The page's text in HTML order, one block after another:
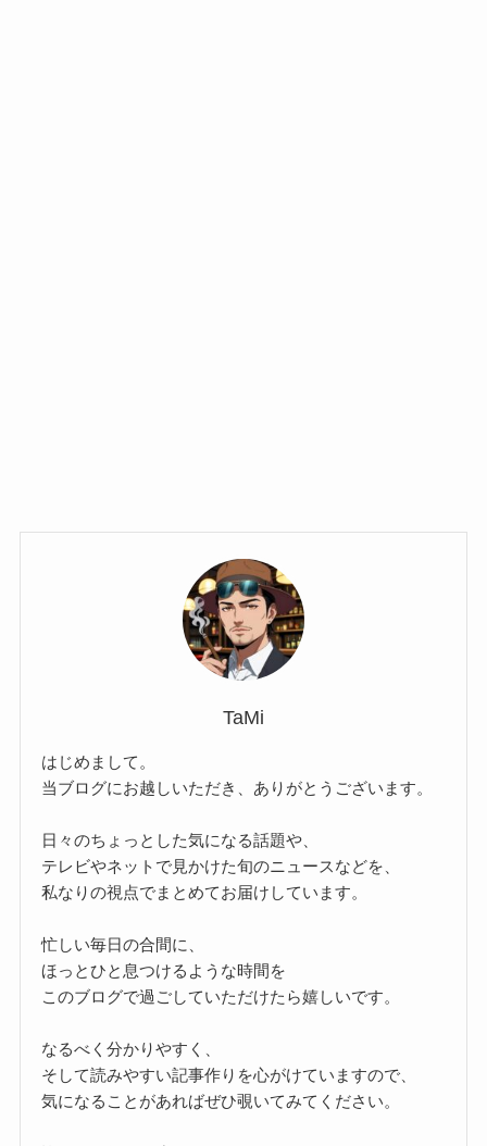
TaMi
はじめまして。
当ブログにお越しいただき、ありがとうございます。
日々のちょっとした気になる話題や、
テレビやネットで見かけた旬のニュースなどを、
私なりの視点でまとめてお届けしています。
忙しい毎日の合間に、
ほっとひと息つけるような時間を
このブログで過ごしていただけたら嬉しいです。
なるべく分かりやすく、
そして読みやすい記事作りを心がけていますので、
気になることがあればぜひ覗いてみてください。